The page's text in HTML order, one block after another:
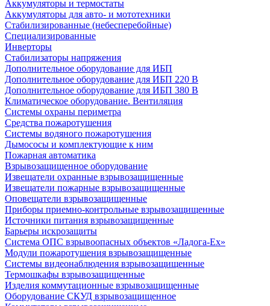
Аккумуляторы и термостаты
Аккумуляторы для авто- и мототехники
Стабилизированные (небесперебойные)
Специализированные
Инверторы
Стабилизаторы напряжения
Дополнительное оборудование для ИБП
Дополнительное оборудование для ИБП 220 В
Дополнительное оборудование для ИБП 380 В
Климатическое оборудование. Вентиляция
Системы охраны периметра
Средства пожаротушения
Системы водяного пожаротушения
Дымососы и комплектующие к ним
Пожарная автоматика
Взрывозащищенное оборудование
Извещатели охранные взрывозащищенные
Извещатели пожарные взрывозащищенные
Оповещатели взрывозащищенные
Приборы приемно-контрольные взрывозащищенные
Источники питания взрывозащищенные
Барьеры искрозащиты
Система ОПС взрывоопасных объектов «Ладога-Ex»
Модули пожаротушения взрывозащищенные
Системы видеонаблюдения взрывозащищенные
Термошкафы взрывозащищенные
Изделия коммутационные взрывозащищенные
Оборудование СКУД взрывозащищенное